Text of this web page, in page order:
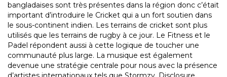
bangladaises sont très présentes dans la région donc c’était
important d’introduire le Cricket qui a un fort soutien dans
le sous-continent indien. Les terrains de cricket sont plus
utilisés que les terrains de rugby à ce jour. Le Fitness et le
Padel répondent aussi à cette logique de toucher une
communauté plus large. La musique est également
devenue une stratégie centrale pour nous avec la présence